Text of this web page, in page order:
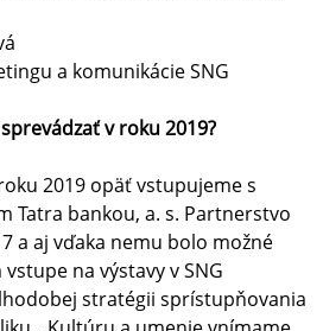
a komunikácie SNG
v roku 2019?
2019 opäť vstupujeme s
Tatra bankou, a. s. Partnerstvo
a aj vďaka nemu bolo možné
na výstavy v SNG
stratégii sprístupňovania